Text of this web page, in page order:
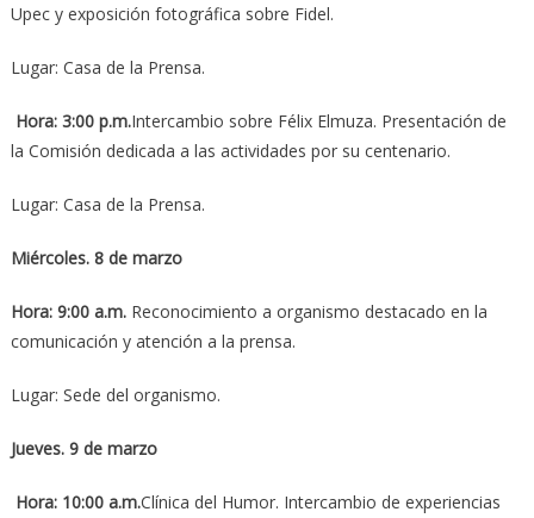
Upec y exposición fotográfica sobre Fidel.
Lugar: Casa de la Prensa.
Hora: 3:00 p.m.Intercambio sobre Félix Elmuza. Presentación de
la Comisión dedicada a las actividades por su centenario.
Lugar: Casa de la Prensa.
Miércoles. 8 de marzo
Hora: 9:00 a.m.Reconocimiento a organismo destacado en la
comunicación y atención a la prensa.
Lugar: Sede del organismo.
Jueves. 9 de marzo
Hora: 10:00 a.m.Clínica del Humor. Intercambio de experiencias